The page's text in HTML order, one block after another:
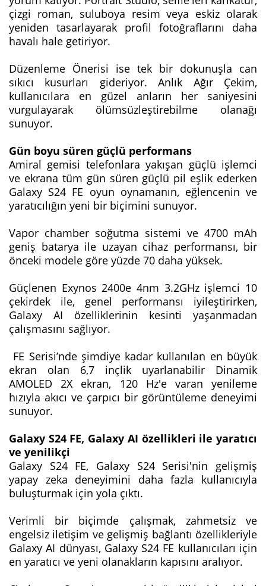
çizgi roman, suluboya resim veya eskiz olarak
yeniden tasarlayarak profil fotoğraflarını daha
havalı hale getiriyor.
Düzenleme Önerisi ise tek bir dokunuşla can
sıkıcı kusurları gideriyor. Anlık Ağır Çekim,
kullanıcılara en güzel anların her saniyesini
vurgulayarak ölümsüzleştirebilme olanağı
sunuyor.
Gün boyu süren güçlü performans
Amiral gemisi telefonlara yakışan güçlü işlemci
ve ekrana tüm gün süren güçlü pil eşlik ederken
Galaxy S24 FE oyun oynamanın, eğlencenin ve
yaratıcılığın yeni bir biçimini sunuyor.
Vapor chamber soğutma sistemi ve 4700 mAh
geniş batarya ile uzayan cihaz performansı, bir
önceki modele göre yüzde 70 daha yüksek.
Güçlenen Exynos 2400e 4nm 3.2GHz işlemci 10
çekirdek ile, genel performansı iyileştirirken,
Galaxy AI özelliklerinin kesinti yaşanmadan
çalışmasını sağlıyor.
FE Serisi’nde şimdiye kadar kullanılan en büyük
ekran olan 6,7 inçlik uyarlanabilir Dinamik
AMOLED 2X ekran, 120 Hz'e varan yenileme
hızıyla akıcı ve çarpıcı bir görüntüleme deneyimi
sunuyor.
Galaxy S24 FE, Galaxy AI özellikleri ile yaratıcı
ve yenilikçi
Galaxy S24 FE, Galaxy S24 Serisi'nin gelişmiş
yapay zeka deneyimini daha fazla kullanıcıyla
buluşturmak için yola çıktı.
Verimli bir biçimde çalışmak, zahmetsiz ve
engelsiz iletişim ve gelişmiş bağlantı özellikleriyle
Galaxy AI dünyası, Galaxy S24 FE kullanıcıları için
en yaratıcı ve yeni olanakların kapısını aralıyor.